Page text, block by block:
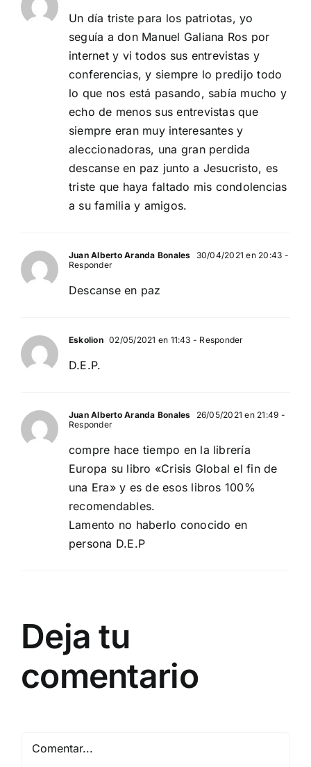
Un día triste para los patriotas, yo
seguía a don Manuel Galiana Ros por
internet y vi todos sus entrevistas y
conferencias, y siempre lo predijo todo
lo que nos está pasando, sabía mucho y
echo de menos sus entrevistas que
siempre eran muy interesantes y
aleccionadoras, una gran perdida
descanse en paz junto a Jesucristo, es
triste que haya faltado mis condolencias
a su familia y amigos.
Juan Alberto Aranda Bonales 30/04/2021 en 20:43 -
Responder
Descanse en paz
Eskolion 02/05/2021 en 11:43 - Responder
D.E.P.
Juan Alberto Aranda Bonales 26/05/2021 en 21:49 -
Responder
compre hace tiempo en la librería
Europa su libro «Crisis Global el fin de
una Era» y es de esos libros 100%
recomendables.
Lamento no haberlo conocido en
persona D.E.P
Deja tu
comentario